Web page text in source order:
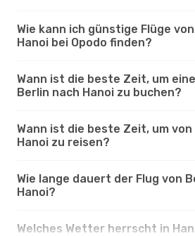
Wie kann ich günstige Flüge
Hanoi bei Opodo finden?
Wann ist die beste Zeit, um
Berlin nach Hanoi zu buchen?
Wann ist die beste Zeit, um von
Hanoi zu reisen?
Wie lange dauert der Flug von
Hanoi?
Welches Wetter herrscht in